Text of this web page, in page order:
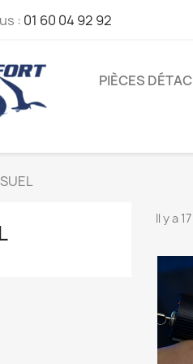
: 01 60 04 92 92
PIÈCES
Il y a